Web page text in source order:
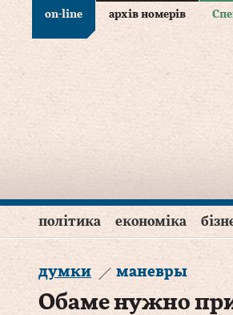
on-line архів номерів
політика економіка
думки маневры
Обаме нужно